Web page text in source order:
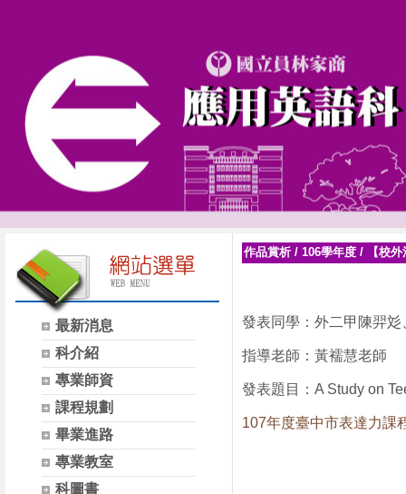
最新消息
科介紹
專業師資
課程規劃
畢業進路
專業教室
科圖書
作品賞析 / 106學年度 / 【校
發表同學：外二甲陳羿彣
指導老師：黃襦慧老師
發表題目：A Study on
107年度臺中市表達力課